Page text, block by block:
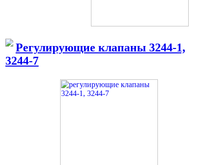
Регулирующие клапаны 3244-1,
3244-7